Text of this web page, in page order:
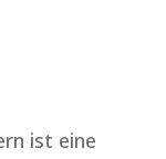
ist eine